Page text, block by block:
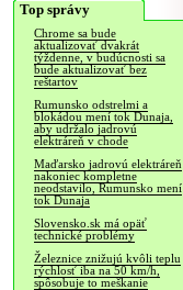
Top správy
Chrome sa bude
aktualizovať dvakrát
týždenne, v budúcnosti sa
bude aktualizovať bez
reštartov
Rumunsko odstrelmi a
blokádou mení tok Dunaja,
aby udržalo jadrovú
elektráreň v chode
Maďarsko jadrovú elektráreň
nakoniec kompletne
neodstavilo, Rumunsko mení
tok Dunaja
Slovensko.sk má opäť
technické problémy
Železnice znižujú kvôli teplu
rýchlosť iba na 50 km/h,
spôsobuje to meškanie